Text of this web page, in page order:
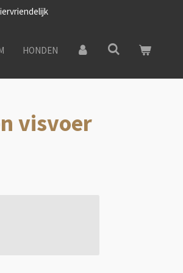
HONDEN
visvoer